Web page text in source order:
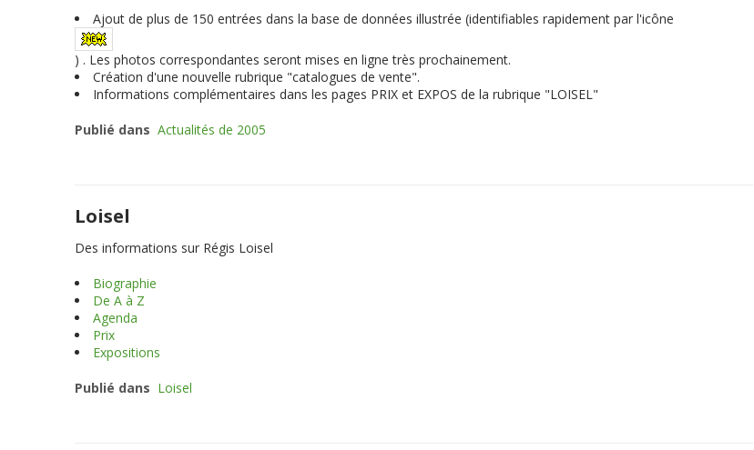
Ajout de plus de 150 entrées dans la base de données illustrée (identifiables rapidement par l'icône
) . Les photos correspondantes seront mises en ligne très prochainement.
Création d'une nouvelle rubrique "catalogues de vente".
Informations complémentaires dans les pages PRIX et EXPOS de la rubrique "LOISEL"
Publié dans Actualités de 2005
Loisel
Des informations sur Régis Loisel
Biographie
De A à Z
Agenda
Prix
Expositions
Publié dans Loisel